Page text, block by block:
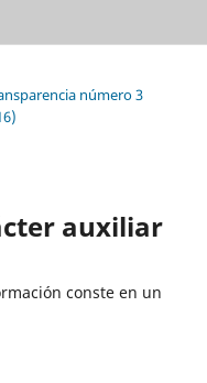
número 3
auxiliar
conste en un